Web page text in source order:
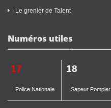
Le grenier de Talent
Numéros utiles
17
Police Nationale
18
Sapeur Pompier